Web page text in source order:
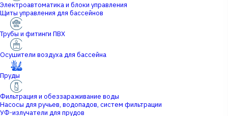
Электроавтоматика и блоки управления
Щиты управления для бассейнов
Трубы и фитинги ПВХ
Осушители воздуха для бассейна
Пруды
Фильтрация и обеззараживание воды
Насосы для ручьев, водопадов, систем фильтрации
УФ-излучатели для прудов